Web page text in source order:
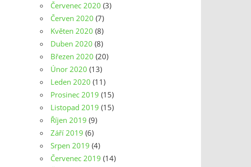
Červenec 2020 (3)
Červen 2020 (7)
Květen 2020 (8)
Duben 2020 (8)
Březen 2020 (20)
Únor 2020 (13)
Leden 2020 (11)
Prosinec 2019 (15)
Listopad 2019 (15)
Říjen 2019 (9)
Září 2019 (6)
Srpen 2019 (4)
Červenec 2019 (14)